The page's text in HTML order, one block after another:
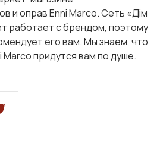
и оправ Enni Marco. Сеть «Дім
работает с брендом, поэтому
его вам. Мы знаем, что
Marco придутся вам по душе.